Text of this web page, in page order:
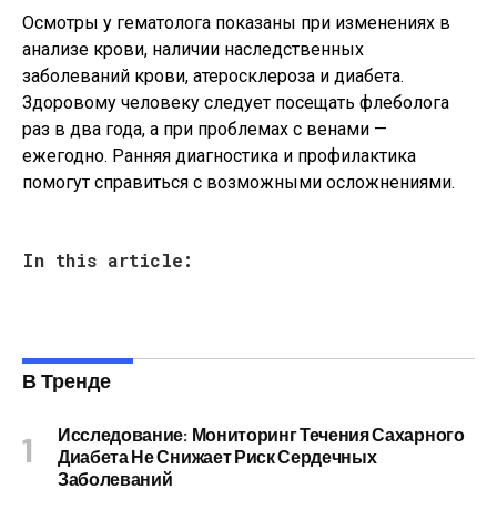
Осмотры у гематолога показаны при изменениях в
анализе крови, наличии наследственных
заболеваний крови, атеросклероза и диабета.
Здоровому человеку следует посещать флеболога
раз в два года, а при проблемах с венами —
ежегодно. Ранняя диагностика и профилактика
помогут справиться с возможными осложнениями.
In this article:
В Тренде
Исследование: Мониторинг Течения Сахарного
Диабета Не Снижает Риск Сердечных
Заболеваний